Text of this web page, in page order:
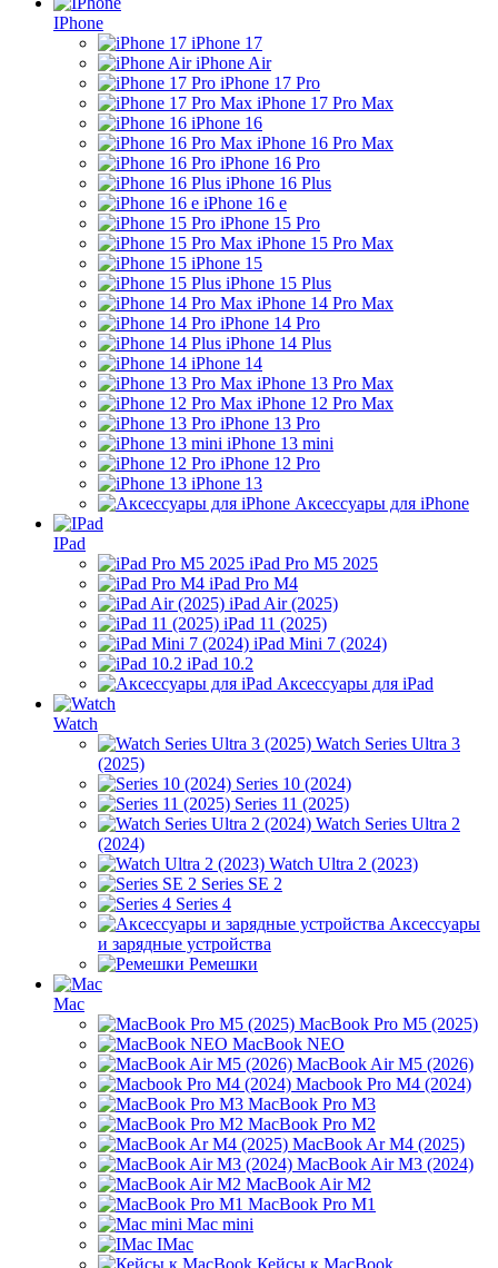
IPhone
iPhone 17
iPhone Air
iPhone 17 Pro
iPhone 17 Pro Max
iPhone 16
iPhone 16 Pro Max
iPhone 16 Pro
iPhone 16 Plus
iPhone 16 e
iPhone 15 Pro
iPhone 15 Pro Max
iPhone 15
iPhone 15 Plus
iPhone 14 Pro Max
iPhone 14 Pro
iPhone 14 Plus
iPhone 14
iPhone 13 Pro Max
iPhone 12 Pro Max
iPhone 13 Pro
iPhone 13 mini
iPhone 12 Pro
iPhone 13
Аксессуары для iPhone
IPad
iPad Pro M5 2025
iPad Pro M4
iPad Air (2025)
iPad 11 (2025)
iPad Mini 7 (2024)
iPad 10.2
Аксессуары для iPad
Watch
Watch Series Ultra 3
(2025)
Series 10 (2024)
Series 11 (2025)
Watch Series Ultra 2
(2024)
Watch Ultra 2 (2023)
Series SE 2
Series 4
Аксессуары
и зарядные устройства
Ремешки
Mac
MacBook Pro M5 (2025)
MacBook NEO
MacBook Air M5 (2026)
Macbook Pro M4 (2024)
MacBook Pro M3
MacBook Pro M2
MacBook Ar M4 (2025)
MacBook Air M3 (2024)
MacBook Air M2
MacBook Pro M1
Mac mini
IMac
Кейсы к MacBook